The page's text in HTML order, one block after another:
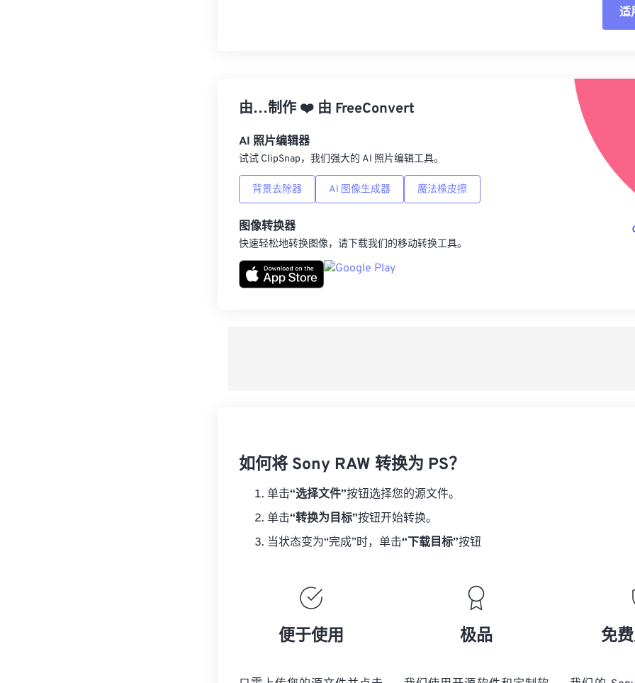
适
由…制作 ❤️ 由 FreeConvert
AI 照片编辑器
试试 ClipSnap，我们强大的 AI 照片编辑工具。
背景去除器 AI 图像生成器 魔法橡皮擦
图像转换器
快速轻松地转换图像，请下载我们的移动转换工具。
如何将 Sony RAW 转换为 PS？
单击“选择文件”按钮选择您的源文件。
单击“转换为目标”按钮开始转换。
当状态变为“完成”时，单击“下载目标”按钮
便于使用 极品 免